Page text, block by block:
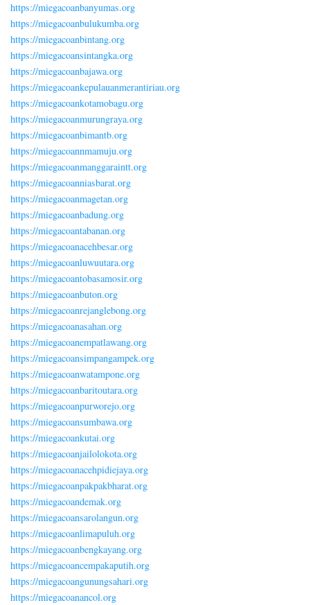
https://miegacoanbanyumas.org
https://miegacoanbulukumba.org
https://miegacoanbintang.org
https://miegacoansintangka.org
https://miegacoanbajawa.org
https://miegacoankepulauanmerantiriau.org
https://miegacoankotamobagu.org
https://miegacoanmurungraya.org
https://miegacoanbimantb.org
https://miegacoannmamuju.org
https://miegacoanmanggaraintt.org
https://miegacoanniasbarat.org
https://miegacoanmagetan.org
https://miegacoanbadung.org
https://miegacoantabanan.org
https://miegacoanacehbesar.org
https://miegacoanluwuutara.org
https://miegacoantobasamosir.org
https://miegacoanbuton.org
https://miegacoanrejanglebong.org
https://miegacoanasahan.org
https://miegacoanempatlawang.org
https://miegacoansimpangampek.org
https://miegacoanwatampone.org
https://miegacoanbaritoutara.org
https://miegacoanpurworejo.org
https://miegacoansumbawa.org
https://miegacoankutai.org
https://miegacoanjailolokota.org
https://miegacoanacehpidiejaya.org
https://miegacoanpakpakbharat.org
https://miegacoandemak.org
https://miegacoansarolangun.org
https://miegacoanlimapuluh.org
https://miegacoanbengkayang.org
https://miegacoancempakaputih.org
https://miegacoangunungsahari.org
https://miegacoanancol.org